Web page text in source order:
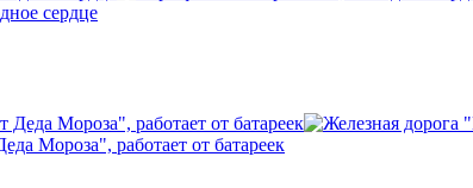
сердце
Мороза", работает от батареек